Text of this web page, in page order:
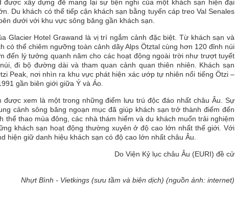
được xây dựng để mang lại sự tiện nghi của một khách sạn hiện đại
Du khách có thể tiếp cận khách sạn bằng tuyến cáp treo Val Senales
dưới với khu vực sông băng gần khách sạn.
Glacier Hotel Grawand là vị trí ngắm cảnh đặc biệt. Từ khách sạn và
có thể chiêm ngưỡng toàn cảnh dãy Alps Ötztal cùng hơn 120 đỉnh núi
đến lý tưởng quanh năm cho các hoạt động ngoài trời như trượt tuyết
đi bộ đường dài và tham quan cảnh quan thiên nhiên. Khách sạn
Peak, nơi nhìn ra khu vực phát hiện xác ướp tự nhiên nổi tiếng Ötzi –
gần biên giới giữa Ý và Áo.
được xem là một trong những điểm lưu trú độc đáo nhất châu Âu. Sự
cảnh sông băng ngoạn mục đã giúp khách sạn trở thành điểm đến
thể thao mùa đông, các nhà thám hiểm và du khách muốn trải nghiệm
khách sạn hoạt động thường xuyên ở độ cao lớn nhất thế giới. Với
hiện giữ danh hiệu khách sạn có độ cao lớn nhất châu Âu.
​Do Viện Kỷ lục châu Âu (EURI) đề cử
Nhựt Bình - Vietkings (sưu tầm và biên dịch) (nguồn ảnh: internet)